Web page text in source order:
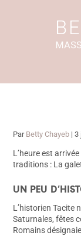
Par Betty Chayeb | 3
L’heure est
traditions : La
UN PEU
L’historien Tacite
Saturnales, fêtes
Romains